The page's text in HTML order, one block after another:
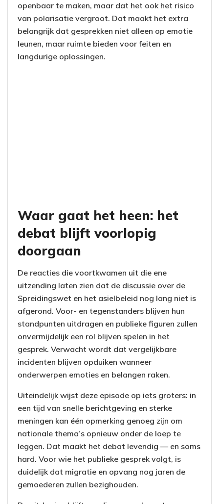
openbaar te maken, maar dat het ook het risico
van polarisatie vergroot. Dat maakt het extra
belangrijk dat gesprekken niet alleen op emotie
leunen, maar ruimte bieden voor feiten en
langdurige oplossingen.
Waar gaat het heen: het
debat blijft voorlopig
doorgaan
De reacties die voortkwamen uit die ene
uitzending laten zien dat de discussie over de
Spreidingswet en het asielbeleid nog lang niet is
afgerond. Voor- en tegenstanders blijven hun
standpunten uitdragen en publieke figuren zullen
onvermijdelijk een rol blijven spelen in het
gesprek. Verwacht wordt dat vergelijkbare
incidenten blijven opduiken wanneer
onderwerpen emoties en belangen raken.
Uiteindelijk wijst deze episode op iets groters: in
een tijd van snelle berichtgeving en sterke
meningen kan één opmerking genoeg zijn om
nationale thema’s opnieuw onder de loep te
leggen. Dat maakt het debat levendig — en soms
hard. Voor wie het publieke gesprek volgt, is
duidelijk dat migratie en opvang nog jaren de
gemoederen zullen bezighouden.